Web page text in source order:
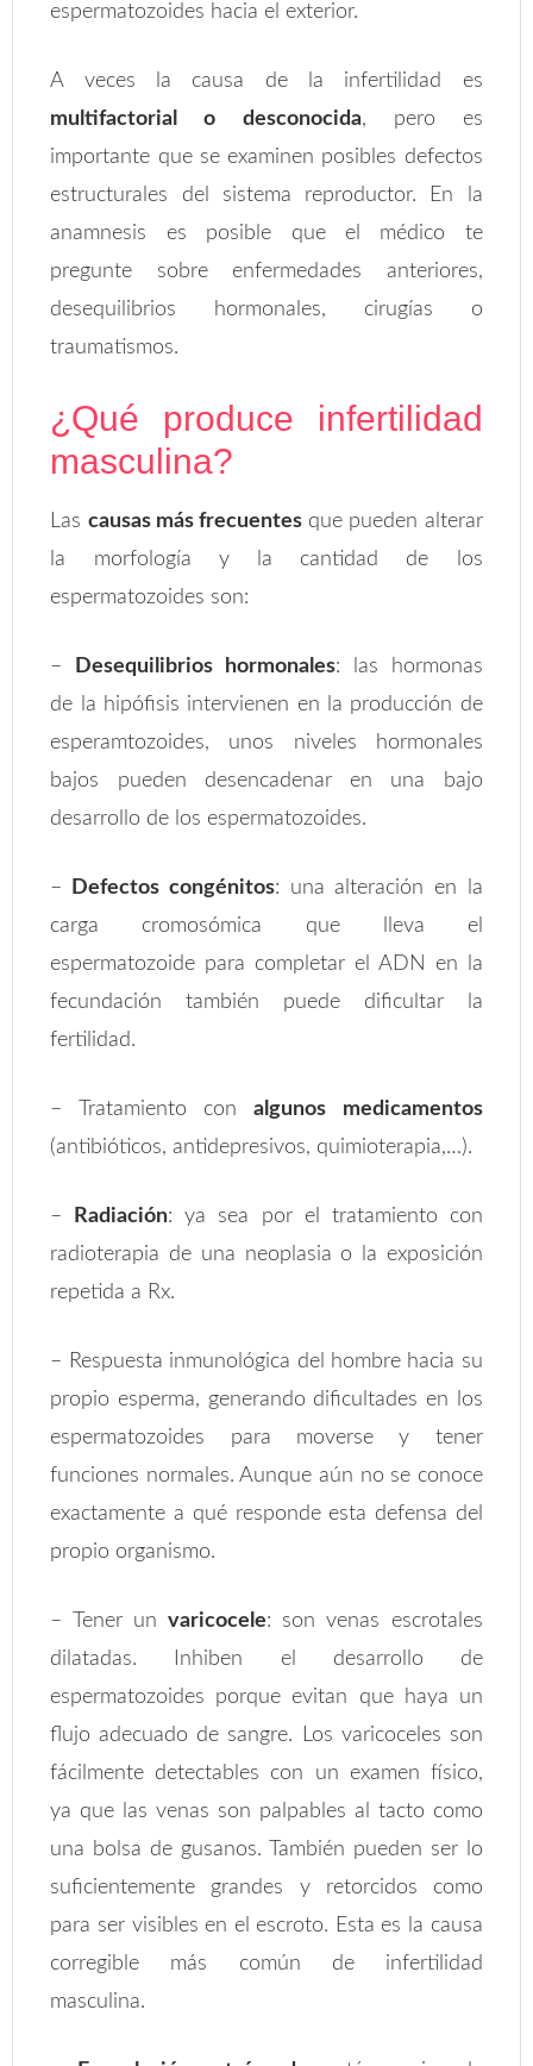
espermatozoides hacia el exterior.
A veces la causa de la infertilidad es
multifactorial o desconocida, pero es
importante que se examinen posibles defectos
estructurales del sistema reproductor. En la
anamnesis es posible que el médico te
pregunte sobre enfermedades anteriores,
desequilibrios hormonales, cirugías o
traumatismos.
¿Qué produce infertilidad
masculina?
Las causas más frecuentes que pueden alterar
la morfología y la cantidad de los
espermatozoides son:
– Desequilibrios hormonales: las hormonas
de la hipófisis intervienen en la producción de
esperamtozoides, unos niveles hormonales
bajos pueden desencadenar en una bajo
desarrollo de los espermatozoides.
– Defectos congénitos: una alteración en la
carga cromosómica que lleva el
espermatozoide para completar el ADN en la
fecundación también puede dificultar la
fertilidad.
– Tratamiento conalgunos medicamentos
(antibióticos, antidepresivos, quimioterapia,…).
– Radiación: ya sea por el tratamiento con
radioterapia de una neoplasia o la exposición
repetida a Rx.
– Respuesta inmunológica del hombre hacia su
propio esperma, generando dificultades en los
espermatozoides para moverse y tener
funciones normales. Aunque aún no se conoce
exactamente a qué responde esta defensa del
propio organismo.
– Tener un varicocele: son venas escrotales
dilatadas. Inhiben el desarrollo de
espermatozoides porque evitan que haya un
flujo adecuado de sangre. Los varicoceles son
fácilmente detectables con un examen físico,
ya que las venas son palpables al tacto como
una bolsa de gusanos. También pueden ser lo
suficientemente grandes y retorcidos como
para ser visibles en el escroto. Esta es la causa
corregible más común de infertilidad
masculina.